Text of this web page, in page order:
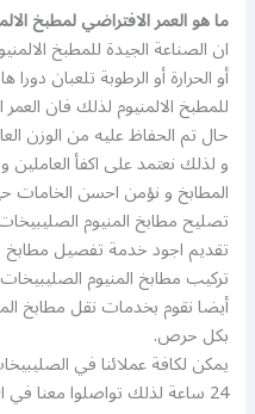
ما هو العمر الافتراضي لمطبخ
ان الصناعة الجيدة للمطبخ
أو الحرارة أو الرطوبة تلعبان
للمطبخ الالمنيوم لذلك فان
حال تم الحفاظ عليه من الوزن
و لذلك نعتمد على اكفأ
المطابخ و نؤمن احسن
تصليح مطابخ المنيوم
تقديم اجود خدمة تفصيل مطابخ
تركيب مطابخ المنيوم
أيضا نقوم بخدمات نقل مطابخ
بكل حرص.
يمكن لكافة عملائنا في
24 ساعة لذلك تواصلوا معنا في اي وقت.